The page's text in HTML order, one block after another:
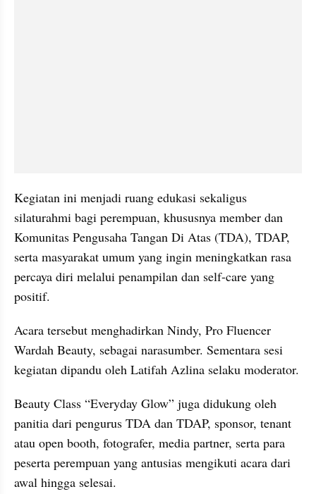
Kegiatan ini menjadi ruang edukasi sekaligus
silaturahmi bagi perempuan, khususnya member dan
Komunitas Pengusaha Tangan Di Atas (TDA), TDAP,
serta masyarakat umum yang ingin meningkatkan rasa
percaya diri melalui penampilan dan self-care yang
positif.
Acara tersebut menghadirkan Nindy, Pro Fluencer
Wardah Beauty, sebagai narasumber. Sementara sesi
kegiatan dipandu oleh Latifah Azlina selaku moderator.
Beauty Class “Everyday Glow” juga didukung oleh
panitia dari pengurus TDA dan TDAP, sponsor, tenant
atau open booth, fotografer, media partner, serta para
peserta perempuan yang antusias mengikuti acara dari
awal hingga selesai.